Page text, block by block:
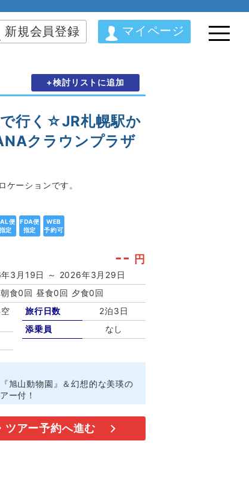
新規会員登録 マイページ
+検討リストに追加
で行く☆JR札幌駅か
クラウンプラザ
ーションです。
便
指定
FDA便
指定
WEB
予約可
-- 円
3月19日 ～ 2026年3月29日
朝食0回 昼食0回 夕食0回
旅行日数
2泊3日
添乗員
なし
旭山動物園』＆幻想的な美瑛の
ー付！
ツアー予約へ進む